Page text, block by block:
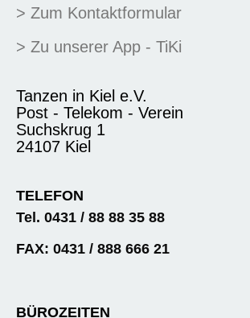
> Zum Kontaktformular
> Zu unserer App - TiKi
Tanzen in Kiel e.V.
Post - Telekom - Verein
Suchskrug 1
24107 Kiel
TELEFON
Tel. 0431 / 88 88 35 88
FAX: 0431 / 888 666 21
BÜROZEITEN